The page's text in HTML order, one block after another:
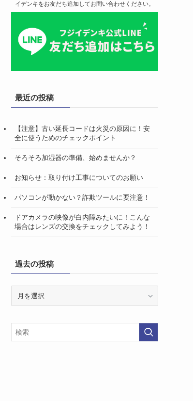
イデンキをお友だち追加してお問い合わせください。
最近の投稿
【注意】古い延長コードは火災の原因に！安
全に使うためのチェックポイント
そろそろ加湿器の準備、始めませんか？
お知らせ：取り付け工事についてのお願い
パソコンが動かない？詐欺ツールに要注意！
ドアカメラの映像が白内障みたいに！こんな
場合はレンズの交換をチェックしてみよう！
過去の投稿
投
稿